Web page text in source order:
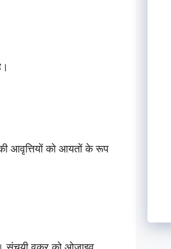
आवृत्तियों को आयतों के रूप